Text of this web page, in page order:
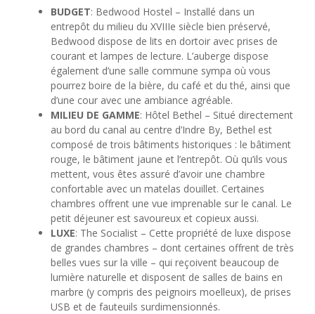
BUDGET: Bedwood Hostel – Installé dans un
entrepôt du milieu du XVIIIe siècle bien préservé,
Bedwood dispose de lits en dortoir avec prises de
courant et lampes de lecture. L’auberge dispose
également d’une salle commune sympa où vous
pourrez boire de la bière, du café et du thé, ainsi que
d’une cour avec une ambiance agréable.
MILIEU DE GAMME: Hôtel Bethel – Situé directement
au bord du canal au centre d’Indre By, Bethel est
composé de trois bâtiments historiques : le bâtiment
rouge, le bâtiment jaune et l’entrepôt. Où qu’ils vous
mettent, vous êtes assuré d’avoir une chambre
confortable avec un matelas douillet. Certaines
chambres offrent une vue imprenable sur le canal. Le
petit déjeuner est savoureux et copieux aussi.
LUXE: The Socialist – Cette propriété de luxe dispose
de grandes chambres – dont certaines offrent de très
belles vues sur la ville – qui reçoivent beaucoup de
lumière naturelle et disposent de salles de bains en
marbre (y compris des peignoirs moelleux), de prises
USB et de fauteuils surdimensionnés.